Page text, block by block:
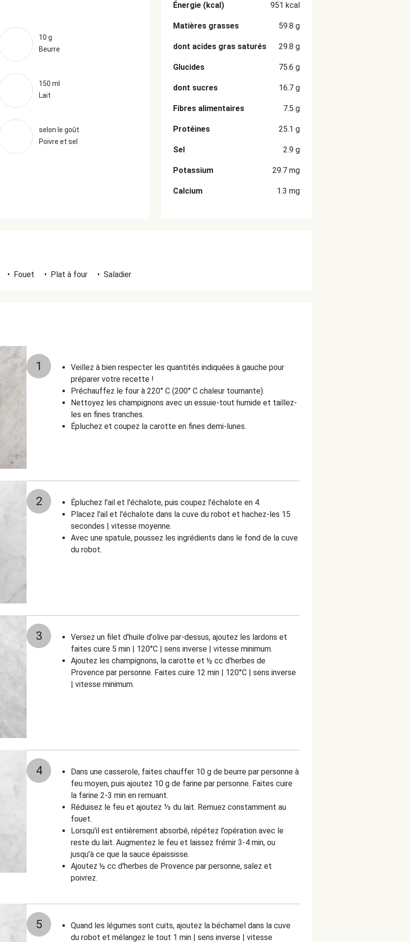
10 g
Beurre
150 ml
Lait
selon le goût
Poivre et sel
Énergie (kcal) 951 kcal
Matières grasses 59.8 g
dont acides gras saturés 29.8 g
Glucides 75.6 g
dont sucres 16.7 g
Fibres alimentaires 7.5 g
Protéines 25.1 g
Sel 2.9 g
Potassium 29.7 mg
Calcium 1.3 mg
• Fouet • Plat à four • Saladier
1
Veillez à bien respecter les quantités indiquées à gauche pour
préparer votre recette !
Préchauffez le four à 220° C (200° C chaleur tournante).
Nettoyez les champignons avec un essuie-tout humide et taillez-
les en fines tranches.
Épluchez et coupez la carotte en fines demi-lunes.
2
Épluchez l'ail et l'échalote, puis coupez l'échalote en 4.
Placez l'ail et l'échalote dans la cuve du robot et hachez-les 15
secondes | vitesse moyenne.
Avec une spatule, poussez les ingrédients dans le fond de la cuve
du robot.
3
Versez un filet d'huile d'olive par-dessus, ajoutez les lardons et
faites cuire 5 min | 120°C | sens inverse | vitesse minimum.
Ajoutez les champignons, la carotte et ½ cc d'herbes de
Provence par personne. Faites cuire 12 min | 120°C | sens inverse
| vitesse minimum.
4
Dans une casserole, faites chauffer 10 g de beurre par personne à
feu moyen, puis ajoutez 10 g de farine par personne. Faites cuire
la farine 2-3 min en remuant.
Réduisez le feu et ajoutez ⅓ du lait. Remuez constamment au
fouet.
Lorsqu'il est entièrement absorbé, répétez l’opération avec le
reste du lait. Augmentez le feu et laissez frémir 3-4 min, ou
jusqu'à ce que la sauce épaississe.
Ajoutez ½ cc d'herbes de Provence par personne, salez et
poivrez.
5
Quand les légumes sont cuits, ajoutez la béchamel dans la cuve
du robot et mélangez le tout 1 min | sens inverse | vitesse